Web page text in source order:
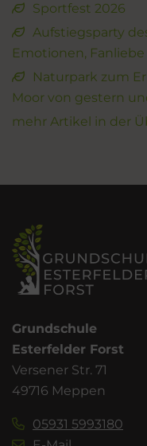
Sportfest 2026
Aufstiegsparty
Emotionen,
Naturpark zum
Moor von gestern
mehr Artikel in der
Grundschule
Esterfelder Forst
Versener Str. 71
49716 Meppen
05931 5993180